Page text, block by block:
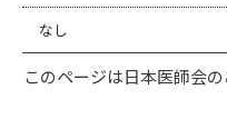
なし
このページは日本医師会